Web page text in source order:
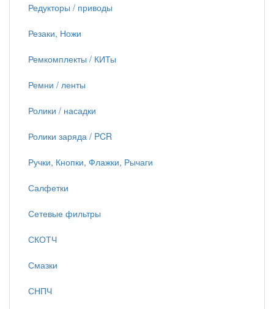
Редукторы / приводы
Резаки, Ножи
Ремкомплекты / КИТы
Ремни / ленты
Ролики / насадки
Ролики заряда / PCR
Ручки, Кнопки, Флажки, Рычаги
Салфетки
Сетевые фильтры
СКОТЧ
Смазки
СНПЧ